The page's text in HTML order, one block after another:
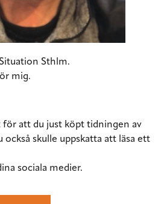
Sthlm.
mig.
för att du just köpt tidningen av
också skulle uppskatta att läsa ett
sociala medier.